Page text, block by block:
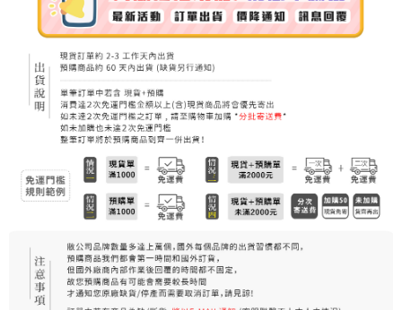
離島宅配（澎湖、金門、馬祖、小琉球）
每筆NT$250，滿NT$3,000(含以上)免運費
付款後門市自取
免運費